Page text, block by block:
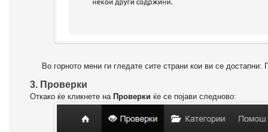
Во горното мени ги гледате сите страни кои ви се
3. Проверки
Откако ќе кликнете на Проверки ќе се појави следново: